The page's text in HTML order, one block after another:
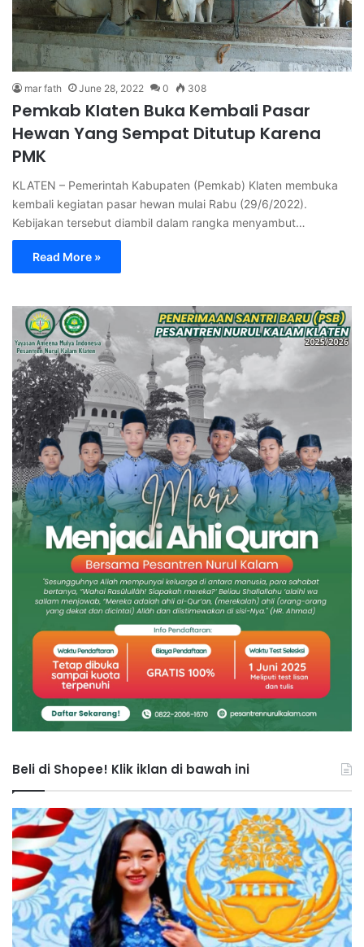
mar fath June 28, 2022 0 308
Pemkab Klaten Buka Kembali Pasar
Hewan Yang Sempat Ditutup Karena
PMK
KLATEN – Pemerintah Kabupaten (Pemkab) Klaten membuka
kembali kegiatan pasar hewan mulai Rabu (29/6/2022).
Kebijakan tersebut diambil dalam rangka menyambut…
Read More »
Beli di Shopee! Klik iklan di bawah ini